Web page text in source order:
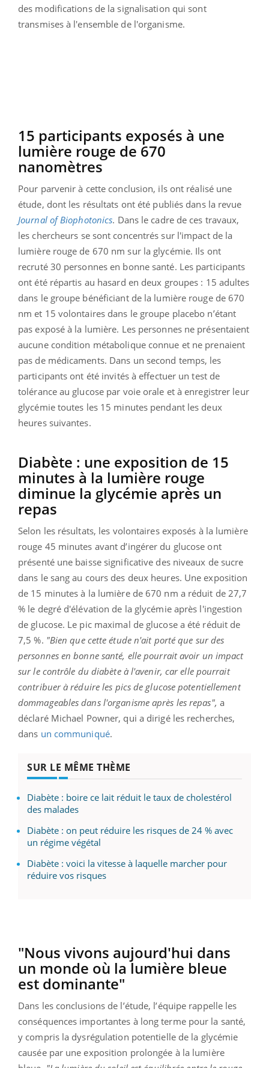
des modifications de la signalisation qui sont
transmises à l'ensemble de l'organisme.
15 participants exposés à une
lumière rouge de 670
nanomètres
Pour parvenir à cette conclusion, ils ont réalisé une
étude, dont les résultats ont été publiés dans la revue
Journal of Biophotonics. Dans le cadre de ces travaux,
les chercheurs se sont concentrés sur l'impact de la
lumière rouge de 670 nm sur la glycémie. Ils ont
recruté 30 personnes en bonne santé. Les participants
ont été répartis au hasard en deux groupes : 15 adultes
dans le groupe bénéficiant de la lumière rouge de 670
nm et 15 volontaires dans le groupe placebo n’étant
pas exposé à la lumière. Les personnes ne présentaient
aucune condition métabolique connue et ne prenaient
pas de médicaments. Dans un second temps, les
participants ont été invités à effectuer un test de
tolérance au glucose par voie orale et à enregistrer leur
glycémie toutes les 15 minutes pendant les deux
heures suivantes.
Diabète : une exposition de 15
minutes à la lumière rouge
diminue la glycémie après un
repas
Selon les résultats, les volontaires exposés à la lumière
rouge 45 minutes avant d’ingérer du glucose ont
présenté une baisse significative des niveaux de sucre
dans le sang au cours des deux heures. Une exposition
de 15 minutes à la lumière de 670 nm a réduit de 27,7
% le degré d'élévation de la glycémie après l'ingestion
de glucose. Le pic maximal de glucose a été réduit de
7,5 %. "Bien que cette étude n'ait porté que sur des
personnes en bonne santé, elle pourrait avoir un impact
sur le contrôle du diabète à l'avenir, car elle pourrait
contribuer à réduire les pics de glucose potentiellement
dommageables dans l'organisme après les repas", a
déclaré Michael Powner, qui a dirigé les recherches,
dans un communiqué.
SUR LE MÊME THÈME
Diabète : boire ce lait réduit le taux de cholestérol
des malades
Diabète : on peut réduire les risques de 24 % avec
un régime végétal
Diabète : voici la vitesse à laquelle marcher pour
réduire vos risques
"Nous vivons aujourd'hui dans
un monde où la lumière bleue
est dominante"
Dans les conclusions de l’étude, l’équipe rappelle les
conséquences importantes à long terme pour la santé,
y compris la dysrégulation potentielle de la glycémie
causée par une exposition prolongée à la lumière